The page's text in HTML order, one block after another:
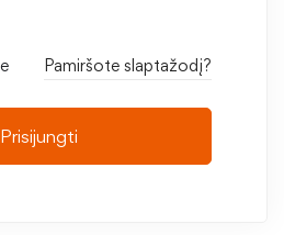
Pamiršote slaptažodį?
Prisijungti